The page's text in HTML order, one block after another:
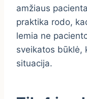
amžiaus
praktika rodo,
lemia ne
sveikatos būklė,
situacija.